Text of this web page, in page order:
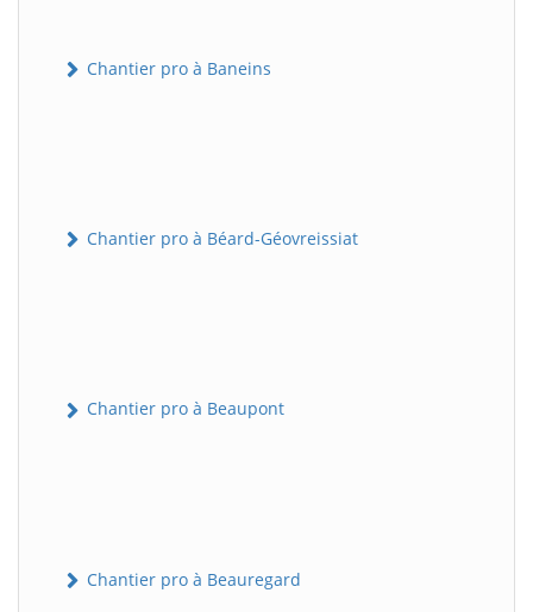
Chantier pro à Baneins
Chantier pro à Béard-Géovreissiat
Chantier pro à Beaupont
Chantier pro à Beauregard